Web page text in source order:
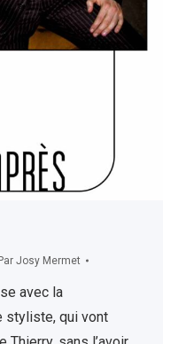
Josy Mermet
avec la
styliste, qui vont